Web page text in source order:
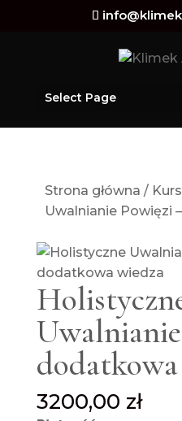
Select Page
Strona główna /
Uwalnianie Powięzi
3200,00 zł